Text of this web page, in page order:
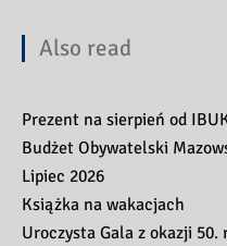
Also read
Prezent na sierpień od
Budżet Obywatelski
Lipiec 2026
Książka na wakacjach
Uroczysta Gala z okazji 50.